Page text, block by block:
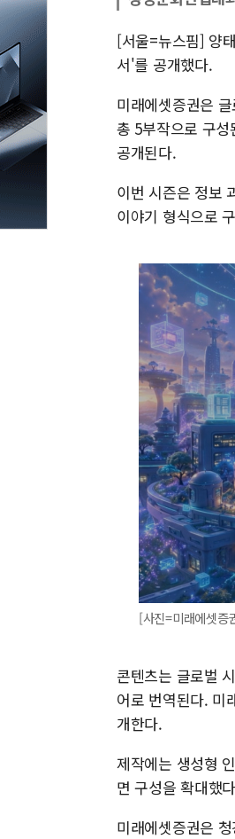
[서울=뉴스핌] 양
서'를 공개했다.
미래에셋증권은
총 5부작으로 구
공개된다.
이번 시즌은 정보
이야기 형식으로
[사진=미래에셋증
콘텐츠는 글로벌
어로 번역된다. 미
개한다.
제작에는 생성형
면 구성을 확대했
미래에셋증권은